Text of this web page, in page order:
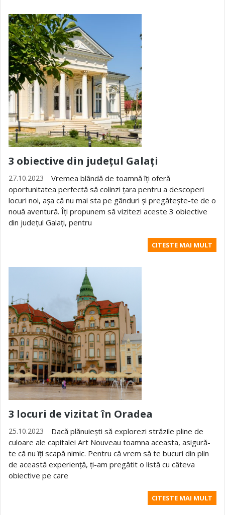
3 obiective din județul Galați
27.10.2023
Vremea blândă de toamnă îți oferă
oportunitatea perfectă să colinzi țara pentru a descoperi
locuri noi, așa că nu mai sta pe gânduri și pregătește-te de o
nouă aventură. Îți propunem să vizitezi aceste 3 obiective
din județul Galați, pentru
CITESTE MAI MULT
3 locuri de vizitat în Oradea
25.10.2023
Dacă plănuiești să explorezi străzile pline de
culoare ale capitalei Art Nouveau toamna aceasta, asigură-
te că nu îți scapă nimic. Pentru că vrem să te bucuri din plin
de această experiență, ți-am pregătit o listă cu câteva
obiective pe care
CITESTE MAI MULT